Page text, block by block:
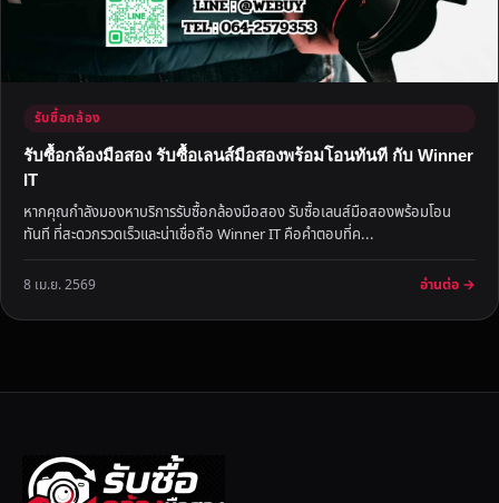
รับซื้อกล้อง
รับซื้อกล้องมือสอง รับซื้อเลนส์มือสองพร้อมโอนทันที กับ Winner
IT
หากคุณกำลังมองหาบริการรับซื้อกล้องมือสอง รับซื้อเลนส์มือสองพร้อมโอน
ทันที ที่สะดวกรวดเร็วและน่าเชื่อถือ Winner IT คือคำตอบที่ค...
8 เม.ย. 2569 อ่านต่อ →